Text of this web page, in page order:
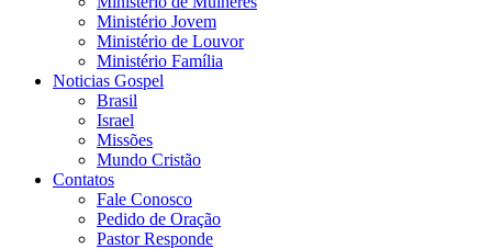
Ministério Jovem
Ministério de Louvor
Ministério Família
Noticias Gospel
Brasil
Israel
Missões
Mundo Cristão
Contatos
Fale Conosco
Pedido de Oração
Pastor Responde